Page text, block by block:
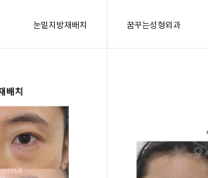
눈밑지방재배치 꿈꾸는성형외과